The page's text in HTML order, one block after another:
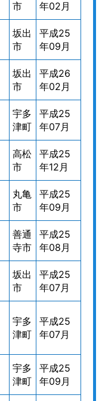
市
年02月
坂出
市
平成25
年09月
坂出
市
平成26
年02月
宇多
津町
平成25
年07月
高松
市
平成25
年12月
丸亀
市
平成25
年09月
善通
寺市
平成25
年08月
坂出
市
平成25
年07月
宇多
津町
平成25
年07月
宇多
津町
平成25
年09月